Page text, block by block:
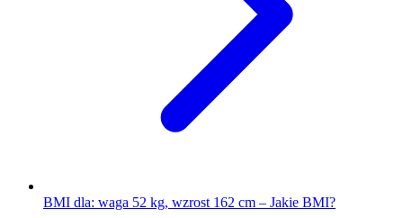
BMI dla: waga 52 kg, wzrost 162 cm – Jakie BMI?